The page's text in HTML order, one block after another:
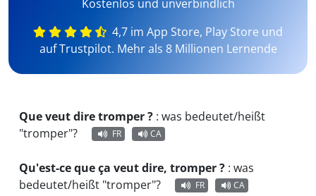
Kostenlos und unverbindlich
4,7 im App Store, Play Store und
auf Trustpilot. Mehr als 8 Millionen Lernende
Que veut dire tromper ? : was bedeutet/heißt
"tromper"?
FR CA
Qu'est-ce que ça veut dire, tromper ? : was
bedeutet/heißt "tromper"?
FR CA